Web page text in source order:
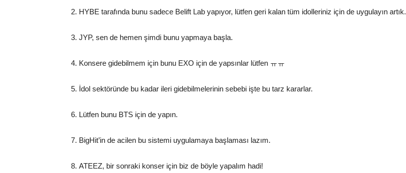
HYBE tarafında bunu sadece Belift Lab yapıyor, lütfen geri kalan tüm idolleriniz için de uygulayın artık.
JYP, sen de hemen şimdi bunu yapmaya başla.
Konsere gidebilmem için bunu EXO için de yapsınlar lütfen ㅠㅠ
İdol sektöründe bu kadar ileri gidebilmelerinin sebebi işte bu tarz kararlar.
Lütfen bunu BTS için de yapın.
BigHit’in de acilen bu sistemi uygulamaya başlaması lazım.
ATEEZ, bir sonraki konser için biz de böyle yapalım hadi!